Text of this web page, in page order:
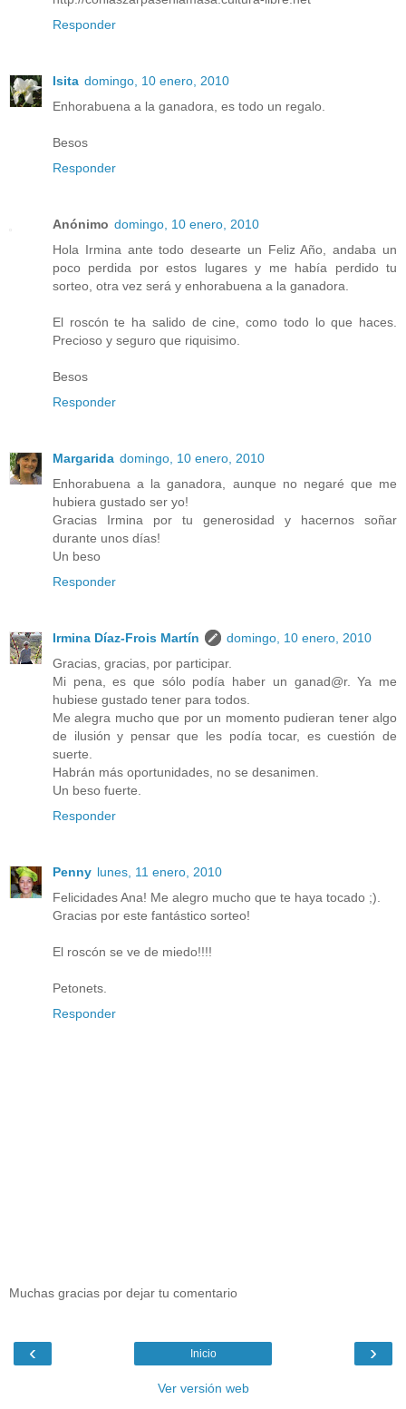
Responder
Isita domingo, 10 enero, 2010
Enhorabuena a la ganadora, es todo un regalo.
Besos
Responder
Anónimo domingo, 10 enero, 2010
Hola Irmina ante todo desearte un Feliz Año, andaba un
poco perdida por estos lugares y me había perdido tu
sorteo, otra vez será y enhorabuena a la ganadora.
El roscón te ha salido de cine, como todo lo que haces.
Precioso y seguro que riquisimo.
Besos
Responder
Margarida domingo, 10 enero, 2010
Enhorabuena a la ganadora, aunque no negaré que me
hubiera gustado ser yo!
Gracias Irmina por tu generosidad y hacernos soñar
durante unos días!
Un beso
Responder
Irmina Díaz-Frois Martín
domingo, 10 enero, 2010
Gracias, gracias, por participar.
Mi pena, es que sólo podía haber un ganad@r. Ya me
hubiese gustado tener para todos.
Me alegra mucho que por un momento pudieran tener algo
de ilusión y pensar que les podía tocar, es cuestión de
suerte.
Habrán más oportunidades, no se desanimen.
Un beso fuerte.
Responder
Penny lunes, 11 enero, 2010
Felicidades Ana! Me alegro mucho que te haya tocado ;).
Gracias por este fantástico sorteo!
El roscón se ve de miedo!!!!
Petonets.
Responder
Muchas gracias por dejar tu comentario
‹ ›
Inicio
Ver versión web